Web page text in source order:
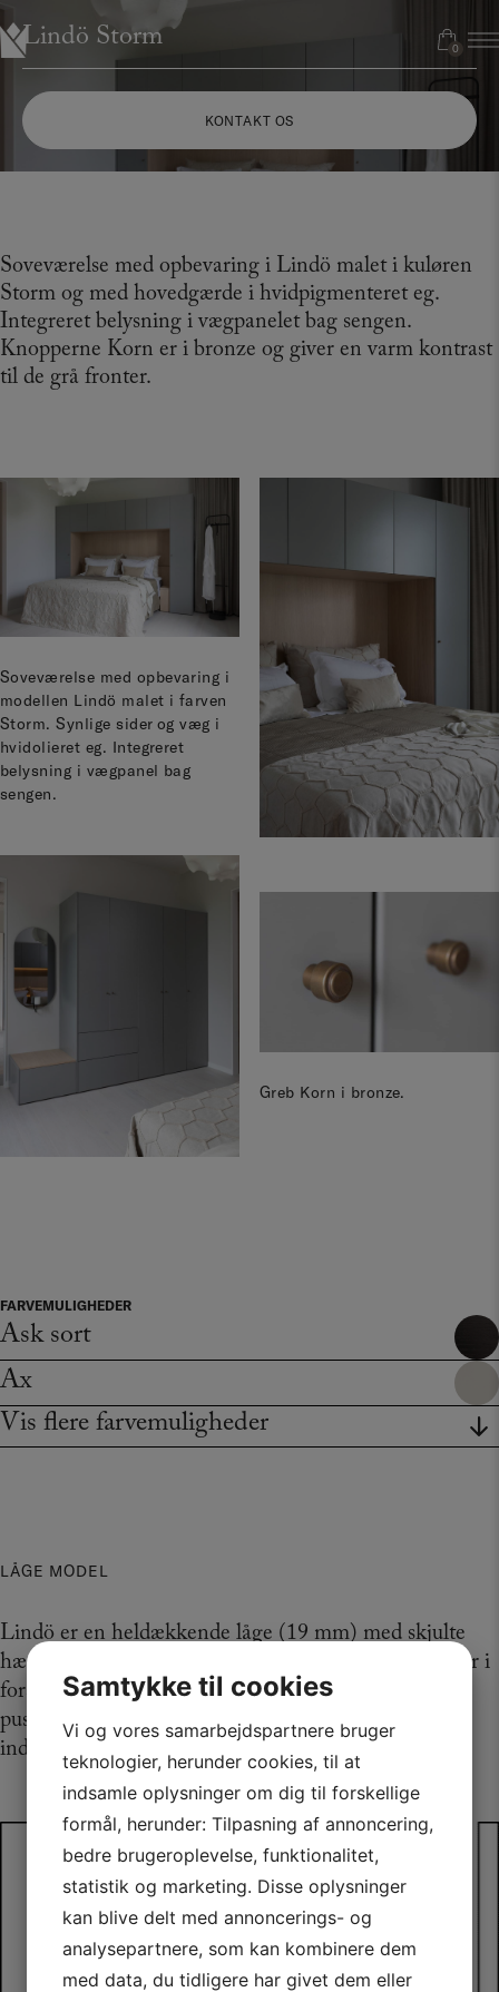
Hop
til
indholdet
0
0
Lindö Storm
KONTAKT OS
Soveværelse med opbevaring i Lindö malet i kuløren
Storm og med hovedgærde i hvidpigmenteret eg.
Integreret belysning i vægpanelet bag sengen.
Knopperne Korn er i bronze og giver en varm kontrast
til de grå fronter.
Soveværelse med opbevaring i
modellen Lindö malet i farven
Storm. Synlige sider og væg i
hvidolieret eg. Integreret
belysning i vægpanel bag
sengen.
Greb Korn i bronze.
FARVEMULIGHEDER
Ask sort
Ax
Vis flere farvemuligheder
LÅGE MODEL
Lindö er en heldækkende låge (19 mm) med skjulte
hængsler. Lågen findes både som glat i hvid og i finér i
forskellige træsortet og farver. Findes med greb eller
push-out, der leveres som manuel variant med
indbygget dæmpning eller el-styret.
Samtykke til cookies
Vi og vores samarbejdspartnere bruger
teknologier, herunder cookies, til at
indsamle oplysninger om dig til forskellige
formål, herunder: Tilpasning af annoncering,
bedre brugeroplevelse, funktionalitet,
statistik og marketing. Disse oplysninger
kan blive delt med annoncerings- og
analysepartnere, som kan kombinere dem
med data, du tidligere har givet dem eller